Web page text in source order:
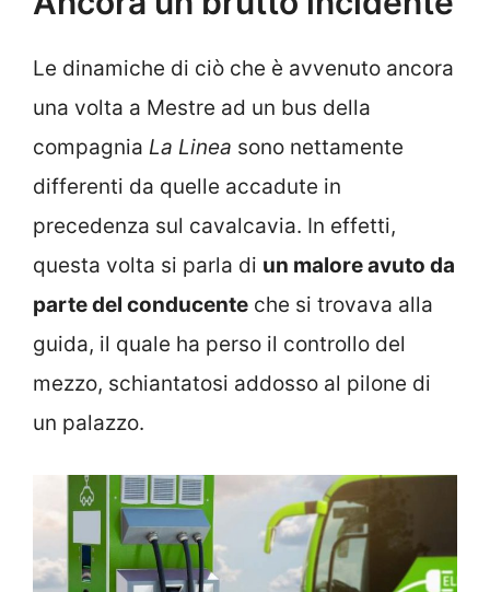
Le dinamiche di ciò che è avvenuto ancora
una volta a Mestre ad un bus della
compagnia La Linea sono nettamente
differenti da quelle accadute in
precedenza sul cavalcavia. In effetti,
questa volta si parla di un malore avuto da
parte del conducente che si trovava alla
guida, il quale ha perso il controllo del
mezzo, schiantatosi addosso al pilone di
un palazzo.